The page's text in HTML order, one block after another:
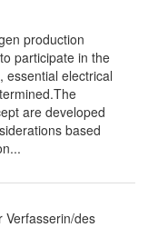
production
participate in the
essential electrical
are developed
based
Verfasserin/des